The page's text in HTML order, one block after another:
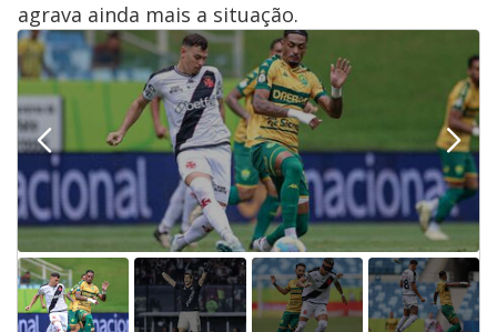
agrava ainda mais a situação.